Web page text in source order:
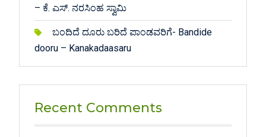
– ಕೆ. ಎಸ್. ನರಸಿಂಹ ಸ್ವಾಮಿ
ಬಂದಿದೆ ದೂರು ಬರಿದೆ ಪಾಂಡವರಿಗೆ- Bandide
dooru – Kanakadaasaru
Recent Comments